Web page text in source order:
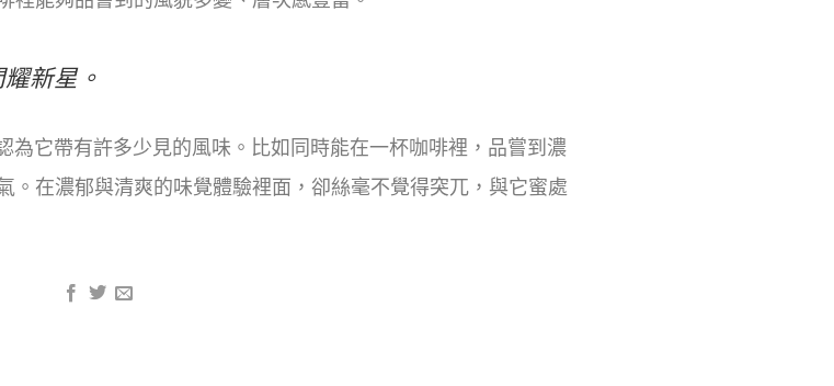
新星。
它帶有許多少見的風味。比如同時能在一杯咖啡裡，品嘗到濃
。在濃郁與清爽的味覺體驗裡面，卻絲毫不覺得突兀，與它蜜處